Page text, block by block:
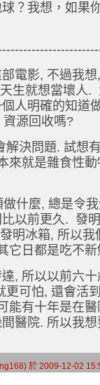
？我想，如果
電影, 不過我
生就想當壞人.
人明確的知道
源回收嗎?
解決問題. 試想
來就是雜食性
做什麼, 總是令
以前更久. 發
明冰箱, 所以我
它日都是吃不
, 所以以前六
更可怕, 還會活
能有十年是在
醫院. 所以我
於 2009-12-02